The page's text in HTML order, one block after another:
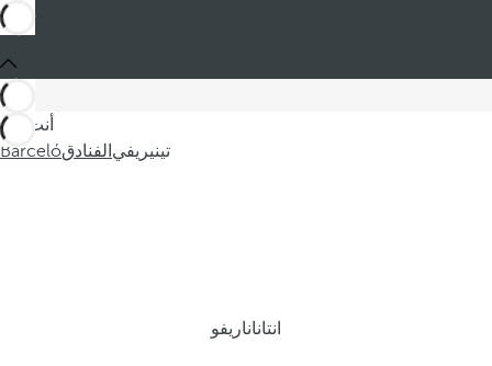
أنت في
Barcelóالفنادق تينيريفي
انتاناناريفو